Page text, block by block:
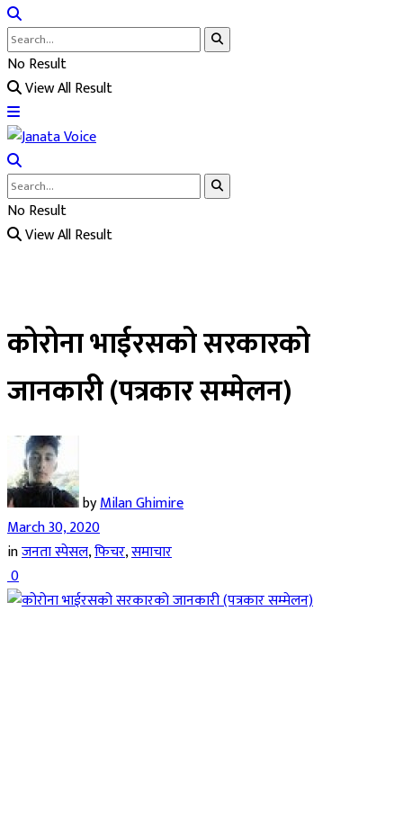
No Result
View All Result
No Result
View All Result
कोरोना भाईरसको सरकारको
जानकारी (पत्रकार सम्मेलन)
byMilan Ghimire
March 30, 2020
inजनता स्पेसल,फिचर,समाचार
0